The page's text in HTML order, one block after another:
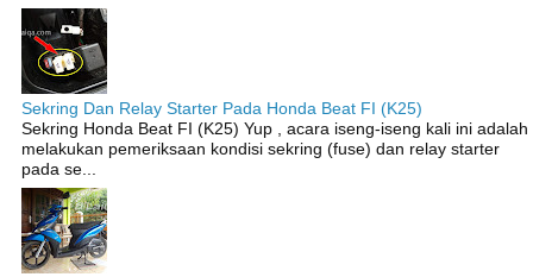
Sekring Dan Relay Starter Pada Honda Beat FI (K25)
Sekring Honda Beat FI (K25) Yup , acara iseng-iseng kali ini adalah
melakukan pemeriksaan kondisi sekring (fuse) dan relay starter
pada se...